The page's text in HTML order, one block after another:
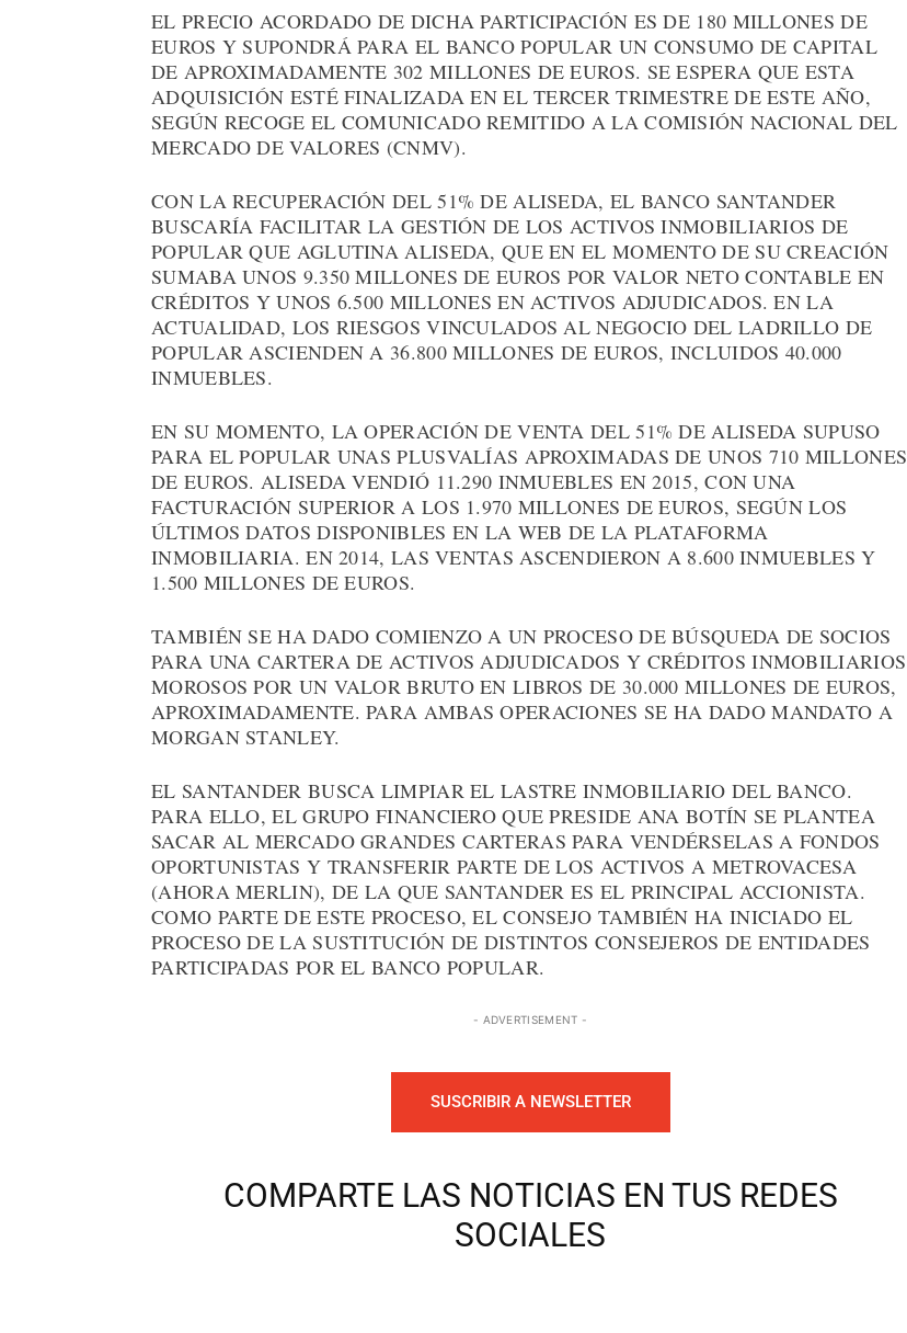
EL PRECIO ACORDADO DE DICHA PARTICIPACIÓN ES DE 180 MILLONES DE
EUROS Y SUPONDRÁ PARA EL BANCO POPULAR UN CONSUMO DE CAPITAL
DE APROXIMADAMENTE 302 MILLONES DE EUROS. SE ESPERA QUE ESTA
ADQUISICIÓN ESTÉ FINALIZADA EN EL TERCER TRIMESTRE DE ESTE AÑO,
SEGÚN RECOGE EL COMUNICADO REMITIDO A LA COMISIÓN NACIONAL DEL
MERCADO DE VALORES (CNMV).
CON LA RECUPERACIÓN DEL 51% DE ALISEDA, EL BANCO SANTANDER
BUSCARÍA FACILITAR LA GESTIÓN DE LOS ACTIVOS INMOBILIARIOS DE
POPULAR QUE AGLUTINA ALISEDA, QUE EN EL MOMENTO DE SU CREACIÓN
SUMABA UNOS 9.350 MILLONES DE EUROS POR VALOR NETO CONTABLE EN
CRÉDITOS Y UNOS 6.500 MILLONES EN ACTIVOS ADJUDICADOS. EN LA
ACTUALIDAD, LOS RIESGOS VINCULADOS AL NEGOCIO DEL LADRILLO DE
POPULAR ASCIENDEN A 36.800 MILLONES DE EUROS, INCLUIDOS 40.000
INMUEBLES.
EN SU MOMENTO, LA OPERACIÓN DE VENTA DEL 51% DE ALISEDA SUPUSO
PARA EL POPULAR UNAS PLUSVALÍAS APROXIMADAS DE UNOS 710 MILLONES
DE EUROS. ALISEDA VENDIÓ 11.290 INMUEBLES EN 2015, CON UNA
FACTURACIÓN SUPERIOR A LOS 1.970 MILLONES DE EUROS, SEGÚN LOS
ÚLTIMOS DATOS DISPONIBLES EN LA WEB DE LA PLATAFORMA
INMOBILIARIA. EN 2014, LAS VENTAS ASCENDIERON A 8.600 INMUEBLES Y
1.500 MILLONES DE EUROS.
TAMBIÉN SE HA DADO COMIENZO A UN PROCESO DE BÚSQUEDA DE SOCIOS
PARA UNA CARTERA DE ACTIVOS ADJUDICADOS Y CRÉDITOS INMOBILIARIOS
MOROSOS POR UN VALOR BRUTO EN LIBROS DE 30.000 MILLONES DE EUROS,
APROXIMADAMENTE. PARA AMBAS OPERACIONES SE HA DADO MANDATO A
MORGAN STANLEY.
EL SANTANDER BUSCA LIMPIAR EL LASTRE INMOBILIARIO DEL BANCO.
PARA ELLO, EL GRUPO FINANCIERO QUE PRESIDE ANA BOTÍN SE PLANTEA
SACAR AL MERCADO GRANDES CARTERAS PARA VENDÉRSELAS A FONDOS
OPORTUNISTAS Y TRANSFERIR PARTE DE LOS ACTIVOS A METROVACESA
(AHORA MERLIN), DE LA QUE SANTANDER ES EL PRINCIPAL ACCIONISTA.
COMO PARTE DE ESTE PROCESO, EL CONSEJO TAMBIÉN HA INICIADO EL
PROCESO DE LA SUSTITUCIÓN DE DISTINTOS CONSEJEROS DE ENTIDADES
PARTICIPADAS POR EL BANCO POPULAR.
- ADVERTISEMENT -
SUSCRIBIR A NEWSLETTER
COMPARTE LAS NOTICIAS EN TUS REDES
SOCIALES